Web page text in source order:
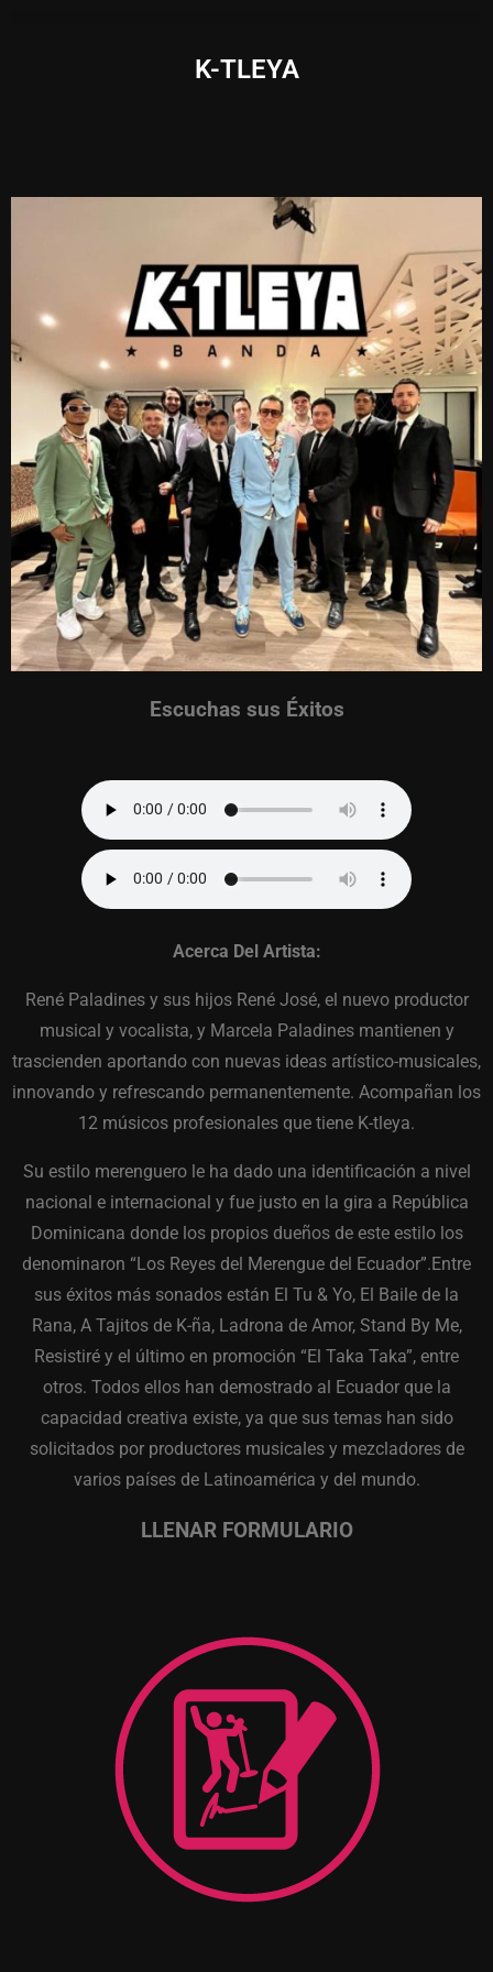
K-TLEYA
Escuchas sus Éxitos
Acerca Del Artista:
René Paladines y sus hijos René José, el nuevo productor
musical y vocalista, y Marcela Paladines mantienen y
trascienden aportando con nuevas ideas artístico-musicales,
innovando y refrescando permanentemente. Acompañan los
12 músicos profesionales que tiene K-tleya.
Su estilo merenguero le ha dado una identificación a nivel
nacional e internacional y fue justo en la gira a República
Dominicana donde los propios dueños de este estilo los
denominaron “Los Reyes del Merengue del Ecuador”.Entre
sus éxitos más sonados están El Tu & Yo, El Baile de la
Rana, A Tajitos de K-ña, Ladrona de Amor, Stand By Me,
Resistiré y el último en promoción “El Taka Taka”, entre
otros. Todos ellos han demostrado al Ecuador que la
capacidad creativa existe, ya que sus temas han sido
solicitados por productores musicales y mezcladores de
varios países de Latinoamérica y del mundo.
LLENAR FORMULARIO